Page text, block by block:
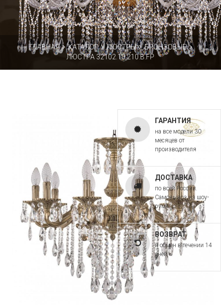
ГЛАВНАЯ КАТАЛОГ ЛЮСТРЫ
БРОНЗОВЫЕ
ЛЮСТРА 32102.10.210.B.FP
ГАРАНТИЯ
на все модели 30
месяцев от
производителя
ДОСТАВКА
по всей России.
Самовывоз из шоу-
рума
ВОЗВРАТ
и обмен в течении 14
дней